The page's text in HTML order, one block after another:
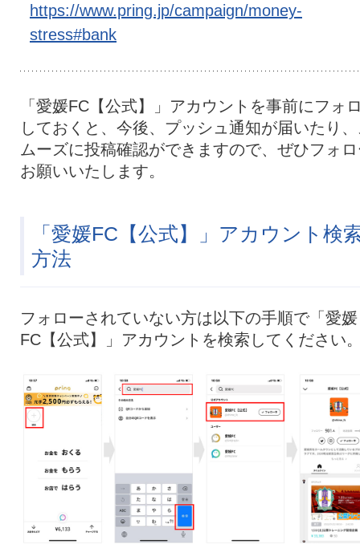
https://www.pring.jp/campaign/money-
stress#bank
「愛媛FC【公式】」アカウントを事前にフォ
しておくと、今後、プッシュ通知が届いたり
ムーズに投稿確認ができますので、ぜひフォ
お願いいたします。
「愛媛FC【公式】」アカウント検
方法
フォローされていない方は以下の手順で「愛媛
FC【公式】」アカウントを検索してください